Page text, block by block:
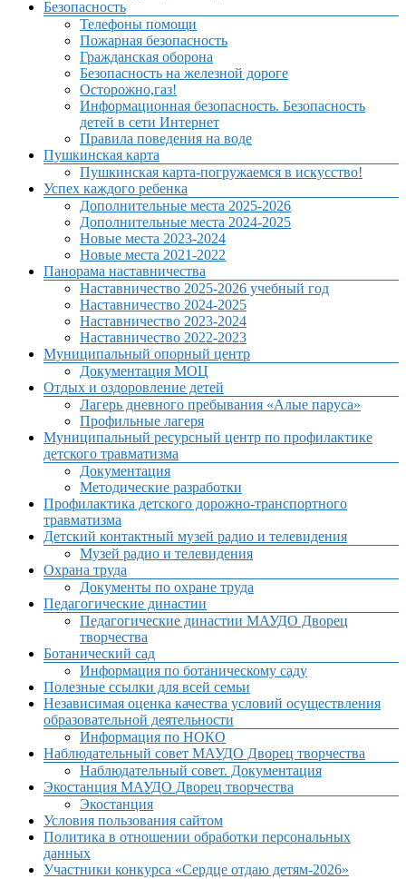
Безопасность
Телефоны помощи
Пожарная безопасность
Гражданская оборона
Безопасность на железной дороге
Осторожно,газ!
Информационная безопасность. Безопасность
детей в сети Интернет
Правила поведения на воде
Пушкинская карта
Пушкинская карта-погружаемся в искусство!
Успех каждого ребенка
Дополнительные места 2025-2026
Дополнительные места 2024-2025
Новые места 2023-2024
Новые места 2021-2022
Панорама наставничества
Наставничество 2025-2026 учебный год
Наставничество 2024-2025
Наставничество 2023-2024
Наставничество 2022-2023
Муниципальный опорный центр
Документация МОЦ
Отдых и оздоровление детей
Лагерь дневного пребывания «Алые паруса»
Профильные лагеря
Муниципальный ресурсный центр по профилактике
детского травматизма
Документация
Методические разработки
Профилактика детского дорожно-транспортного
травматизма
Детский контактный музей радио и телевидения
Музей радио и телевидения
Охрана труда
Документы по охране труда
Педагогические династии
Педагогические династии МАУДО Дворец
творчества
Ботанический сад
Информация по ботаническому саду
Полезные ссылки для всей семьи
Независимая оценка качества условий осуществления
образовательной деятельности
Информация по НОКО
Наблюдательный совет МАУДО Дворец творчества
Наблюдательный совет. Документация
Экостанция МАУДО Дворец творчества
Экостанция
Условия пользования сайтом
Политика в отношении обработки персональных
данных
Участники конкурса «Сердце отдаю детям-2026»